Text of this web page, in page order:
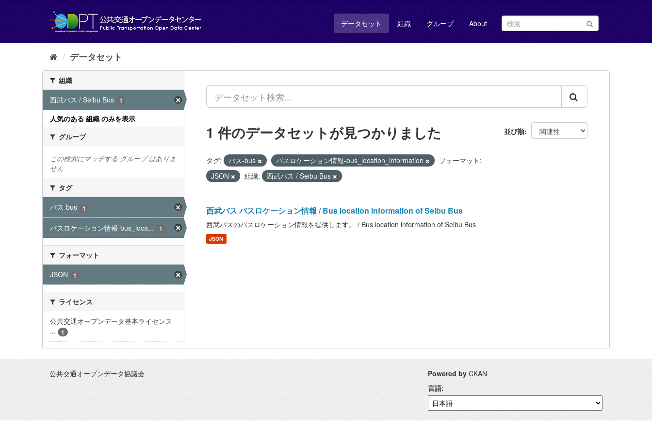
し
データセット 組織 グループ About
データセット
組織
西武バス / Seibu Bus
1
人気のある 組織 のみを表示
グループ
この検索にマッチする グループ はありま
せん
タグ
バス-bus
1
バスロケーション情報-bus_loca... 1
フォーマット
JSON
1
ライセンス
公共交通オープンデータ基本ライセンス
...
1
並び順
1 件のデータセットが見つかりました
タグ: バス-bus バスロケーション情報-bus_location_information
フォーマット:
JSON
組織: 西武バス / Seibu Bus
西武バス バスロケーション情報 / Bus location information of Seibu Bus
西武バスのバスロケーション情報を提供します。 / Bus location information of Seibu Bus
JSON
公共交通オープンデータ協議会 Powered by CKAN
言語